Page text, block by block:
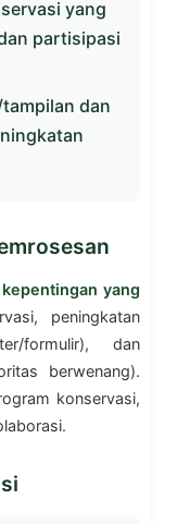
yang
partisipasi
dan
kepentingan yang
peningkatan
formulir), dan
berwenang).
konservasi,